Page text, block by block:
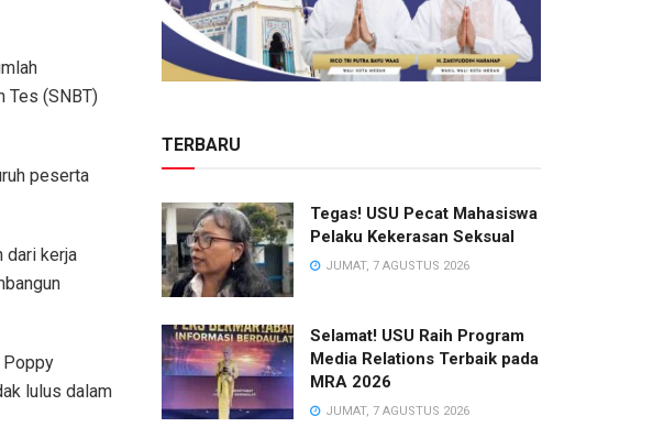
Tes (SNBT)
peserta
dari kerja
Poppy
lulus dalam
TERBARU
Tegas! USU Pecat Mahasiswa
Pelaku Kekerasan Seksual
JUMAT, 7 AGUSTUS 2026
Selamat! USU Raih Program
Media Relations Terbaik pada
MRA 2026
JUMAT, 7 AGUSTUS 2026